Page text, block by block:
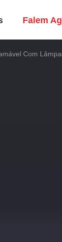
Falem
Com